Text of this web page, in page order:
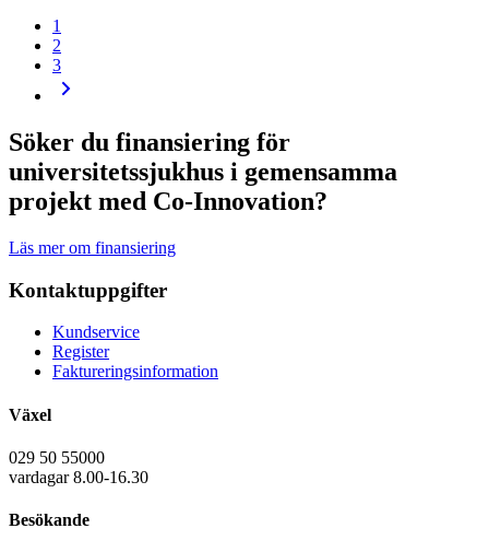
1
2
3
Söker du finansiering för
universitetssjukhus i gemensamma
projekt med Co-Innovation?
Läs mer om finansiering
Kontaktuppgifter
Kundservice
Register
Faktureringsinformation
Växel
029 50 55000
vardagar 8.00-16.30
Besökande